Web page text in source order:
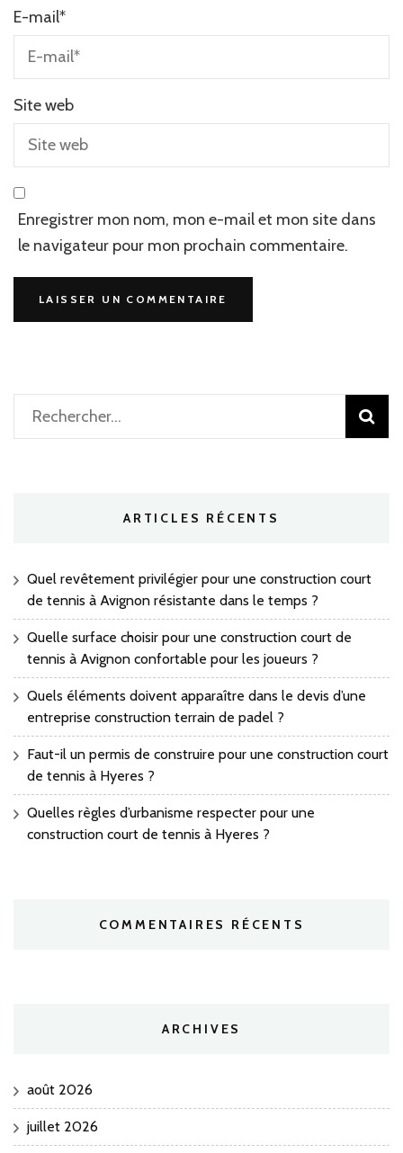
E-mail*
Site web
Enregistrer mon nom, mon e-mail et mon site dans
le navigateur pour mon prochain commentaire.
Rechercher :
ARTICLES RÉCENTS
Quel revêtement privilégier pour une construction court
de tennis à Avignon résistante dans le temps ?
Quelle surface choisir pour une construction court de
tennis à Avignon confortable pour les joueurs ?
Quels éléments doivent apparaître dans le devis d’une
entreprise construction terrain de padel ?
Faut-il un permis de construire pour une construction court
de tennis à Hyeres ?
Quelles règles d’urbanisme respecter pour une
construction court de tennis à Hyeres ?
COMMENTAIRES RÉCENTS
ARCHIVES
août 2026
juillet 2026